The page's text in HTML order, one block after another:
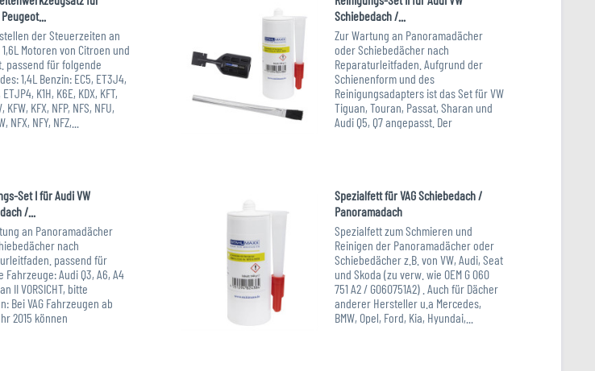
der Steuerzeiten an
1,6L Motoren von Citroen und
passend für folgende
1,4L Benzin: EC5, ET3J4,
K1H, K6E, KDX, KFT,
KFW, KFX, NFP, NFS, NFU,
NFX, NFY, NFZ,...
Schiebedach /...
Zur Wartung an Panoramadächer
oder Schiebedächer nach
Reparaturleitfaden. Aufgrund der
Schienenform und des
Reinigungsadapters ist das Set für VW
Tiguan, Touran, Passat, Sharan und
Audi Q5, Q7 angepasst. Der
Set I für Audi VW
/...
an Panoramadächer
nach
passend für
Fahrzeuge: Audi Q3, A6, A4
II VORSICHT, bitte
Bei VAG Fahrzeugen ab
2015 können
Spezialfett für VAG Schiebedach /
Panoramadach
Spezialfett zum Schmieren und
Reinigen der Panoramadächer oder
Schiebedächer z.B. von VW, Audi, Seat
und Skoda (zu verw. wie OEM G 060
751 A2 / G060751A2) . Auch für Dächer
anderer Hersteller u.a Mercedes,
BMW, Opel, Ford, Kia, Hyundai,...